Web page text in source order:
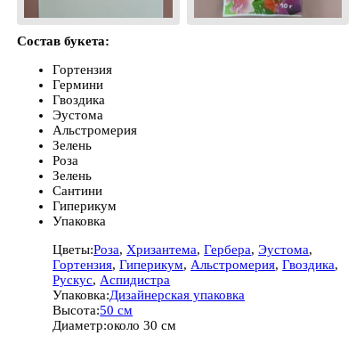
Состав букета:
Гортензия
Гермини
Гвоздика
Эустома
Альстромерия
Зелень
Роза
Зелень
Сантини
Гиперикум
Упаковка
Цветы:Роза, Хризантема,Гербера,Эустома,
Гортензия,Гиперикум, Альстромерия,Гвоздика,
Рускус, Аспидистра
Упаковка:Дизайнерская упаковка
Высота:50 см
Диаметр:около 30 см